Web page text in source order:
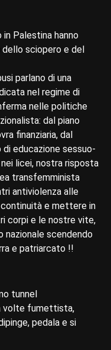
Palestina hanno
sciopero e del
parlano di una
nel regime di
nelle politiche
dal piano
finanziaria, dal
educazione sessuo-
licei, nostra risposta
transfemminista
antiviolenza alle
continuità e mettere in
corpi e le nostre vite,
nazionale scendendo
e patriarcato !!
tunnel
volte fumettista,
pedala e si